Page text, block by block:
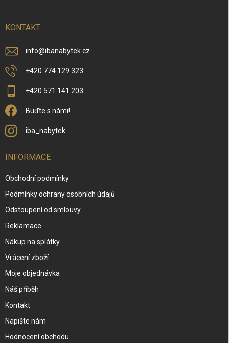
KONTAKT
info@ibanabytek.cz
+420 774 129 323
+420 571 141 203
Buďte s námi!
iba_nabytek
INFORMACE
Obchodní podmínky
Podmínky ochrany osobních údajů
Odstoupení od smlouvy
Reklamace
Nákup na splátky
Vrácení zboží
Moje objednávka
Náš příběh
Kontakt
Napište nám
Hodnocení obchodu